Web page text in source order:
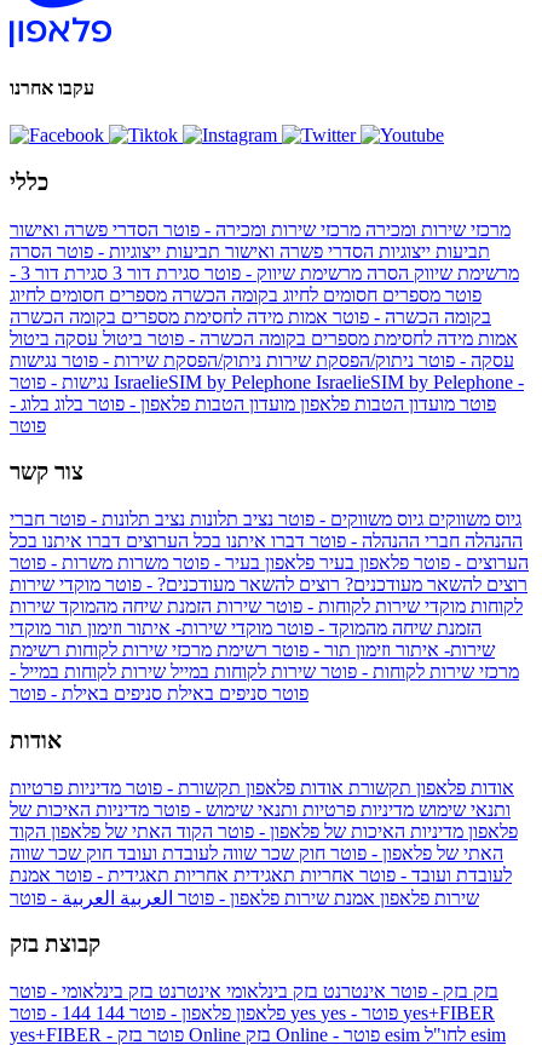
עקבו אחרנו
כללי
מרכזי שירות ומכירה מרכזי שירות ומכירה - פוטר הסדרי פשרה ואישור
תביעות ייצוגיות הסדרי פשרה ואישור תביעות ייצוגיות - פוטר הסרה
מרשימת שיווק הסרה מרשימת שיווק - פוטר סגירת דור 3
סגירת דור 3 -
פוטר מספרים חסומים לחיוג בקומה הכשרה מספרים חסומים לחיוג
בקומה הכשרה - פוטר אמות מידה לחסימת מספרים בקומה הכשרה
אמות מידה לחסימת מספרים בקומה הכשרה - פוטר ביטול עסקה ביטול
עסקה - פוטר ניתוק/הפסקת שירות ניתוק/הפסקת שירות - פוטר נגישות
IsraelieSIM by Pelephone IsraelieSIM by Pelephone -
פוטר מועדון הטבות פלאפון מועדון הטבות פלאפון - פוטר בלוג בלוג -
פוטר
צור קשר
גיוס משווקים גיוס משווקים - פוטר נציב תלונות נציב תלונות - פוטר חברי
ההנהלה חברי ההנהלה - פוטר דברו איתנו בכל הערוצים דברו איתנו בכל
הערוצים - פוטר פלאפון בעיר פלאפון בעיר - פוטר משרות משרות - פוטר
רוצים להשאר מעודכנים? רוצים להשאר מעודכנים? - פוטר מוקדי שירות
לקוחות מוקדי שירות לקוחות - פוטר שירות הזמנת שיחה מהמוקד שירות
הזמנת שיחה מהמוקד - פוטר מוקדי שירות- איתור וזימון תור מוקדי
שירות- איתור וזימון תור - פוטר רשימת מרכזי שירות לקוחות רשימת
מרכזי שירות לקוחות - פוטר שירות לקוחות במייל שירות לקוחות במייל -
פוטר סניפים באילת סניפים באילת - פוטר
אודות
אודות פלאפון תקשורת אודות פלאפון תקשורת - פוטר מדיניות פרטיות
ותנאי שימוש מדיניות פרטיות ותנאי שימוש - פוטר מדיניות האיכות של
פלאפון מדיניות האיכות של פלאפון - פוטר הקוד האתי של פלאפון הקוד
האתי של פלאפון - פוטר חוק שכר שווה לעובדת ועובד חוק שכר שווה
לעובדת ועובד - פוטר אחריות תאגידית אחריות תאגידית - פוטר אמנת
שירות פלאפון אמנת שירות פלאפון - פוטר العربية العربية - פוטר
קבוצת בזק
בזק בזק - פוטר אינטרנט בזק בינלאומי אינטרנט בזק בינלאומי - פוטר
פלאפון פלאפון - פוטר 144 yes
yes+FIBER
yes+FIBER - פוטר בזק Online esim